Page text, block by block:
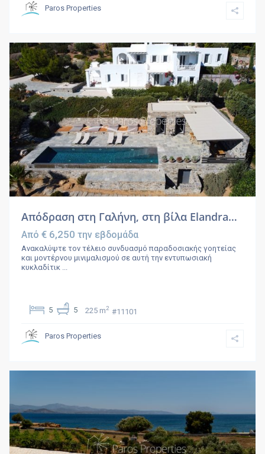
Paros Properties
Απόδραση στη Γαλήνη, στη βίλα Elandra…
Από € 6,250την εβδομάδα
Ανακαλύψτε τον τέλειο συνδυασμό παραδοσιακής γοητείας
και μοντέρνου μινιμαλισμού σε αυτή την εντυπωσιακή
κυκλαδίτικ ...
5 5 225 m2 #11101
Paros Properties